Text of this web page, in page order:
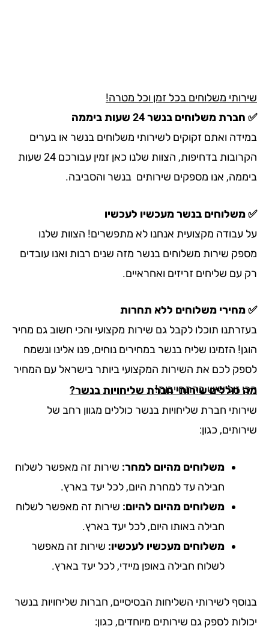
משלוחים בכל זמן וכל מטרה!
משלוחים בנשר 24 שעות ביממה
ואתם זקוקים לשירותי משלוחים בנשר או בערים
הקרובות בדחיפות, הצוות שלנו כאן זמין עבורכם 24 שעות
אנו מספקים שירותים בנשר והסביבה.
משלוחים בנשר מעכשיו לעכשיו
עבודה מקצועית אנחנו לא מתפשרים! הצוות שלנו
שירות משלוחים בנשר מזה שנים רבות ואנו עובדים
עם שליחים זריזים ואחראיים.
מחירי משלוחים ללא תחרות
תוכלו לקבל גם שירות מקצועי והכי חשוב גם מחיר
הזמינו שליח בנשר במחירים נוחים, פנו אלינו ונשמח
לכם את השירות המקצועי ביותר בישראל עם המחיר
זול שיש בהתחייבות!
כוללים שירותי חברת שליחויות בנשר?
חברת שליחויות בנשר כוללים מגוון רחב של
כגון:
משלוחים מהיום למחר:שירות זה מאפשר לשלוח
חבילה עד למחרת היום, לכל יעד בארץ.
משלוחים מהיום להיום:שירות זה מאפשר לשלוח
חבילה באותו היום, לכל יעד בארץ.
משלוחים מעכשיו לעכשיו:שירות זה מאפשר
לשלוח חבילה באופן מיידי, לכל יעד בארץ.
לשירותי השליחות הבסיסיים, חברות שליחויות בנשר
לספק גם שירותים מיוחדים, כגון: